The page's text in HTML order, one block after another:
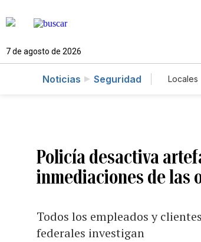
7 de agosto de 2026
Noticias Seguridad Locales
Policía desactiva
inmediaciones de las
Todos los empleados y
federales investigan